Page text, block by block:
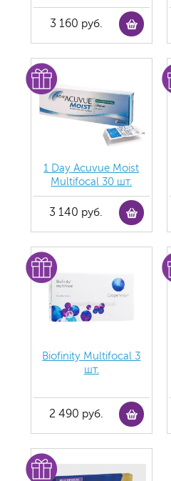
3 160 руб.
1 Day Acuvue Moist
Multifocal 30 шт.
3 140 руб.
Biofinity Multifocal 3
шт.
2 490 руб.